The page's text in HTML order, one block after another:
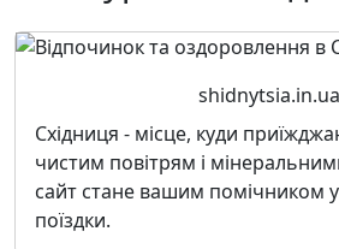
shidnytsia.in.ua
Східниця - місце, куди
чистим повітрям і
сайт стане вашим помічником
поїздки.